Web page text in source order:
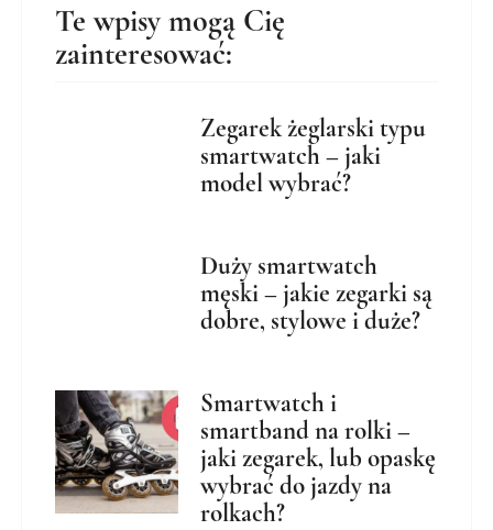
Te wpisy mogą Cię
zainteresować:
Zegarek żeglarski typu
smartwatch – jaki
model wybrać?
Duży smartwatch
męski – jakie zegarki są
dobre, stylowe i duże?
Smartwatch i
smartband na rolki –
jaki zegarek, lub opaskę
wybrać do jazdy na
rolkach?